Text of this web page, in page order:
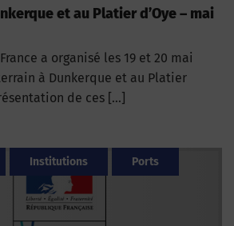
et au Platier d’Oye – mai
a organisé les 19 et 20 mai
à Dunkerque et au Platier
de ces […]
Institutions Ports